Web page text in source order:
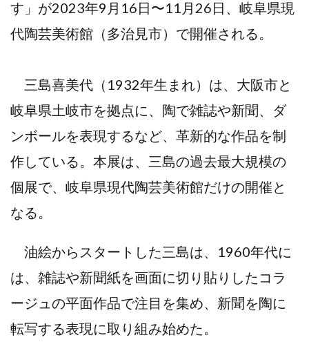
す」が2023年9月16日〜11月26日、岐阜県現
代陶芸美術館（多治見市）で開催される。
三島喜美代（1932年生まれ）は、大阪市と
岐阜県土岐市を拠点に、陶で雑誌や新聞、ダ
ンボールを表現するなど、革新的な作品を制
作している。本展は、三島の過去最大規模の
個展で、岐阜県現代陶芸美術館だけの開催と
なる。
油絵からスタートした三島は、1960年代に
は、雑誌や新聞紙を画面に切り貼りしたコラ
ージュの平面作品で注目を集め、新聞を陶に
転写する表現に取り組み始めた。